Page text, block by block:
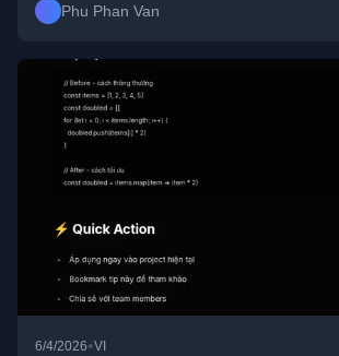
Phu Phan Van
6/4/2026•VI